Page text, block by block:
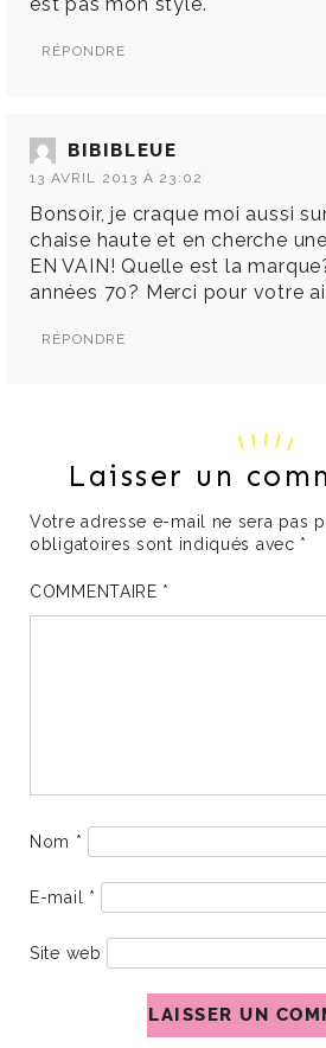
RÉPONDRE
BIBIBLEUE
13 AVRIL 2013 À 23:02
Bonsoir, je craque moi aussi
chaise haute et en cherche
EN VAIN! Quelle est la
années 70? Merci pour votre
RÉPONDRE
Laisser un
Votre adresse e-mail ne sera pas
obligatoires sont indiqués avec *
COMMENTAIRE *
Nom *
E-mail *
Site web